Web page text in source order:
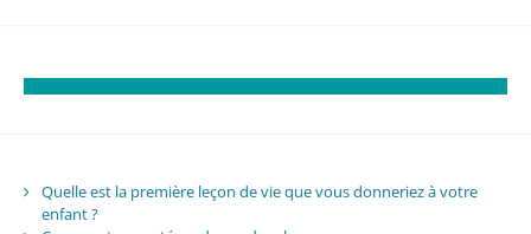
Quelle est la première leçon de vie que vous donneriez à votre
enfant ?